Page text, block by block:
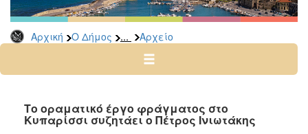
Αρχική Ο Δήμος ... Αρχείο
Αρχείο
Το οραματικό έργο φράγματος στο
Κυπαρίσσι συζητάει ο Πέτρος Ινιωτάκης